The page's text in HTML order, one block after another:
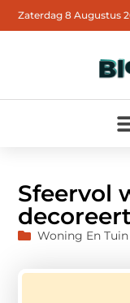
Zaterdag 8 Augustus
Sfeervol
Woning En Tuin